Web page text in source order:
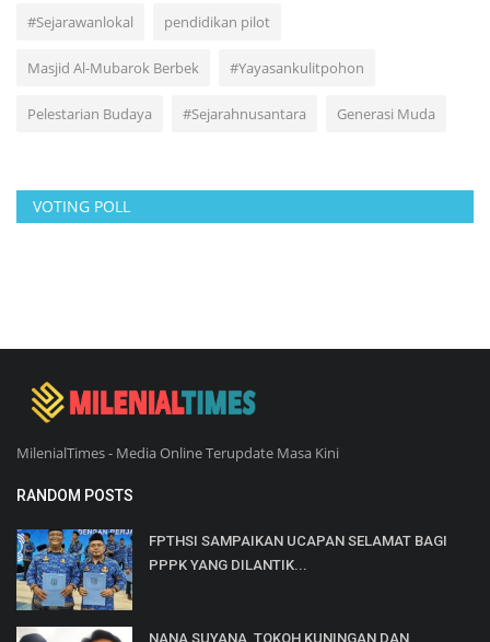
#Sejarawanlokal pendidikan pilot
Masjid Al-Mubarok Berbek #Yayasankulitpohon
Pelestarian Budaya #Sejarahnusantara Generasi Muda
VOTING POLL
MilenialTimes - Media Online Terupdate Masa Kini
RANDOM POSTS
FPTHSI SAMPAIKAN UCAPAN SELAMAT BAGI
PPPK YANG DILANTIK...
NANA SUYANA, TOKOH KUNINGAN DAN